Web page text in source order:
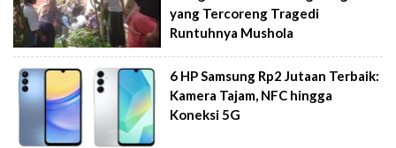
yang Tercoreng Tragedi
Runtuhnya Mushola
6 HP Samsung Rp2 Jutaan Terbaik:
Kamera Tajam, NFC hingga
Koneksi 5G